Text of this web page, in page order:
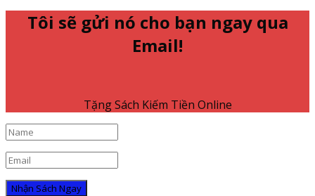
Tôi sẽ gửi nó cho bạn ngay qua
Email!
Tặng Sách Kiếm Tiền Online
Nhận Sách Ngay